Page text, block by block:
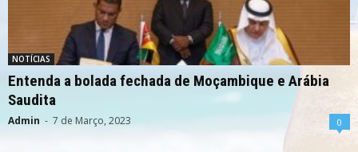
NOTÍCIAS
Entenda a bolada fechada de Moçambique e Arábia
Saudita
Admin - 7 de Março, 2023 0